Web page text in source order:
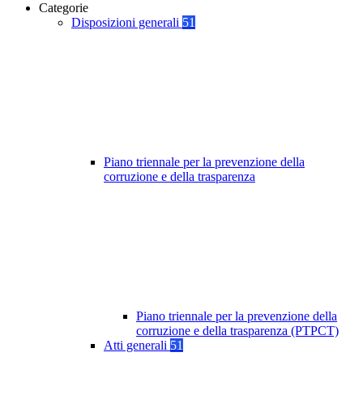
Categorie
Disposizioni generali 51
Piano triennale per la prevenzione della
corruzione e della trasparenza
Piano triennale per la prevenzione della
corruzione e della trasparenza (PTPCT)
Atti generali 51